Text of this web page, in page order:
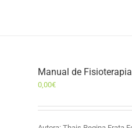
Manual de
0,00€